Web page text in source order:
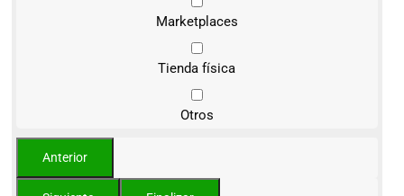
Marketplaces
Tienda física
Otros